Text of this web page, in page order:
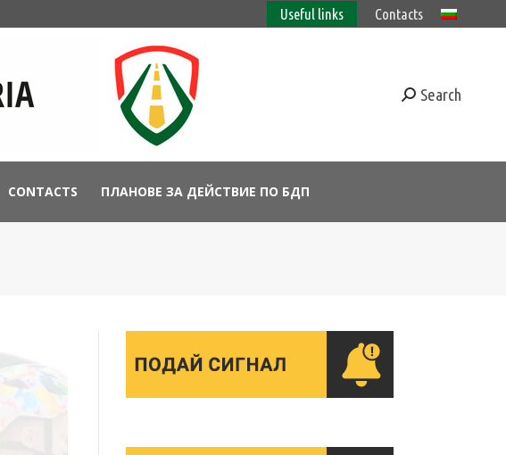
Useful links Contacts
Search
CONTACTS ПЛАНОВЕ ЗА ДЕЙСТВИЕ ПО БДП